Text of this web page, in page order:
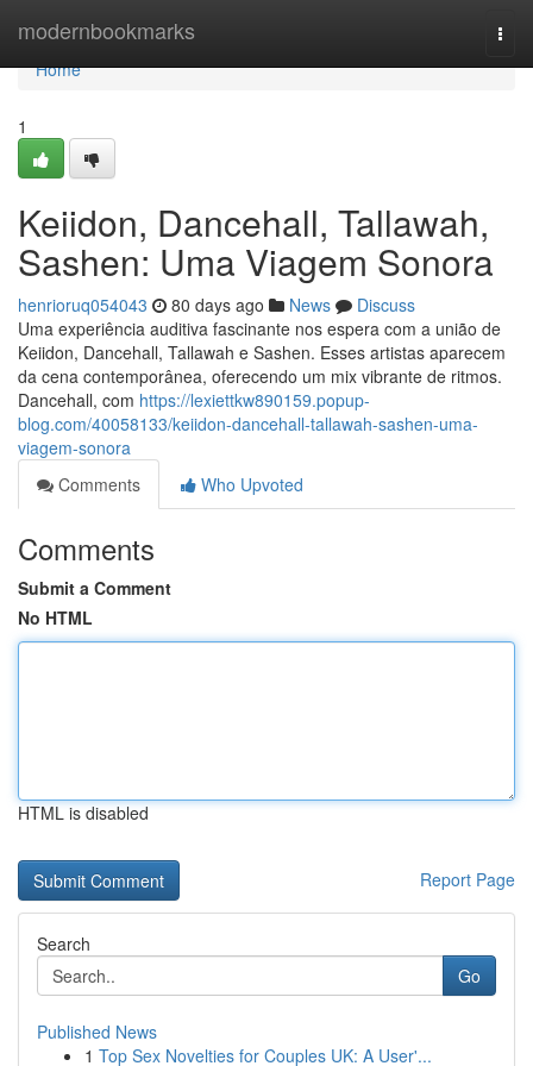
modernbookmarks
Home
Home
1
Keiidon, Dancehall, Tallawah,
Sashen: Uma Viagem Sonora
henrioruq054043 80 days ago News
Discuss
Uma experiência auditiva fascinante nos espera com a união de
Keiidon, Dancehall, Tallawah e Sashen. Esses artistas aparecem
da cena contemporânea, oferecendo um mix vibrante de ritmos.
Dancehall, com https://lexiettkw890159.popup-
blog.com/40058133/keiidon-dancehall-tallawah-sashen-uma-
viagem-sonora
Comments
Who Upvoted
Comments
Submit a Comment
No HTML
HTML is disabled
Report Page
Search
Go
Published News
1 Top Sex Novelties for Couples UK: A User'...